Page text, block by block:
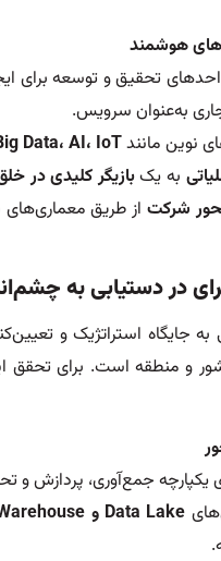
هوشمند
تحقیق و توسعه برای
به‌عنوان سرویس.
نوین مانند
Data، AI، IoT
به یکبازیگر کلیدی در
شرکت از طریق
دردستیابی به چشم
جایگاه استراتژیک و
یکپارچه جمع‌آوری، پردازش و
Data Lake و